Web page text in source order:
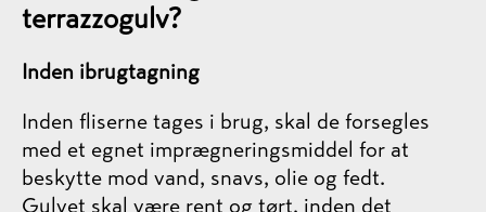
terrazzogulv?
Inden ibrugtagning
Inden fliserne tages i brug, skal de forsegles
med et egnet imprægneringsmiddel for at
beskytte mod vand, snavs, olie og fedt.
Gulvet skal være rent og tørt, inden det